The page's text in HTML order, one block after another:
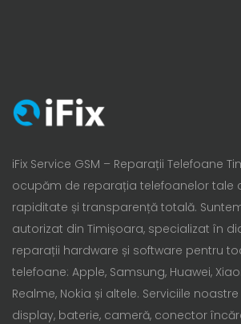
iFix Service GSM – Reparații Telefoane
ocupăm de reparația telefoanelor tale
rapiditate și transparență totală.
autorizat din Timișoara, specializat în
reparații hardware și software pentru
telefoane: Apple, Samsung, Huawei,
Realme, Nokia și altele. Serviciile
display, baterie, cameră, conector